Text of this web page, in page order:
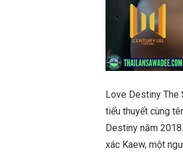
Love Destiny
tiểu thuyết cùng
Destiny năm
xác Kaew, một